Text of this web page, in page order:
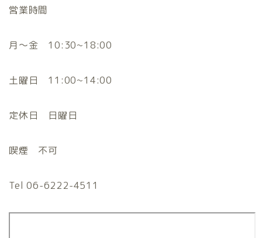
営業時間
月〜金 10:30~18:00
土曜日 11:00~14:00
定休日 日曜日
喫煙 不可
Tel 06-6222-4511